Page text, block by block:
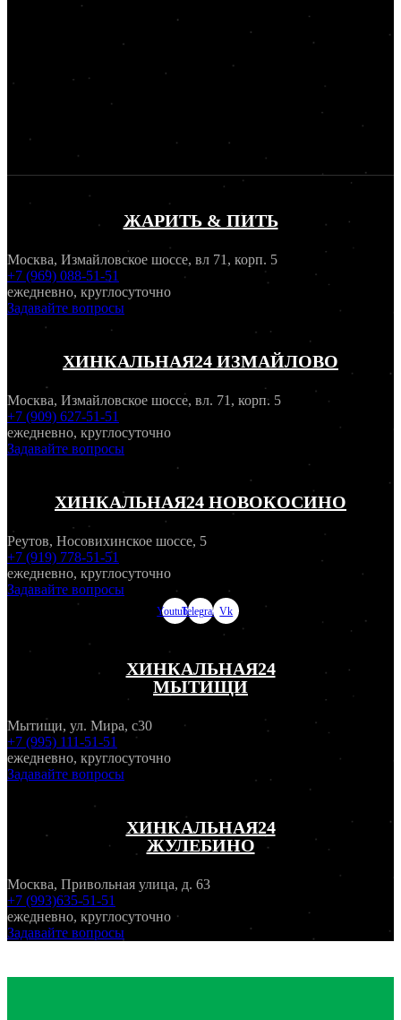
ЖАРИТЬ & ПИТЬ
Москва, Измайловское шоссе, вл 71, корп. 5
+7 (969) 088-51-51
ежедневно, круглосуточно
Задавайте вопросы
ХИНКАЛЬНАЯ24 ИЗМАЙЛОВО
Москва, Измайловское шоссе, вл. 71, корп. 5
+7 (909) 627-51-51
ежедневно, круглосуточно
Задавайте вопросы
ХИНКАЛЬНАЯ24 НОВОКОСИНО
Реутов, Носовихинское шоссе, 5
+7 (919) 778-51-51
ежедневно, круглосуточно
Задавайте вопросы
YoutubeTelegramVk
ХИНКАЛЬНАЯ24
МЫТИЩИ
Мытищи, ул. Мира, с30
+7 (995) 111-51-51
ежедневно, круглосуточно
Задавайте вопросы
ХИНКАЛЬНАЯ24
ЖУЛЕБИНО
Москва, Привольная улица, д. 63
+7 (993)635-51-51
ежедневно, круглосуточно
Задавайте вопросы